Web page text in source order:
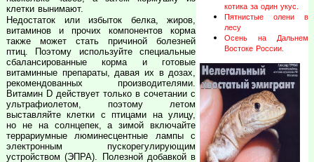
клетки вынимают.
Недостаток или избыток белка, жиров,
витаминов и прочих компонентов корма
также может стать причиной болезней
птиц. Поэтому используйте специальные
сбалансированные корма и готовые
витаминные препараты, давая их в дозах,
рекомендованных производителями.
Витамин D действует только в сочетании с
ультрафиолетом, поэтому летом
выставляйте клетки с птицами на улицу,
но не на солнцепек, а зимой включайте
террариумные люминесцентные лампы с
электронным пускорегулирующим
устройством (ЭПРА). Полезной добавкой в
котика за один укус.
Пятнистые олени в
лесу
Осень на Дальнем
Востоке России.